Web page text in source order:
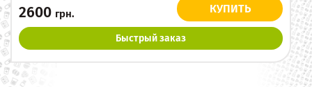
2600 грн. КУПИТЬ
Быстрый заказ